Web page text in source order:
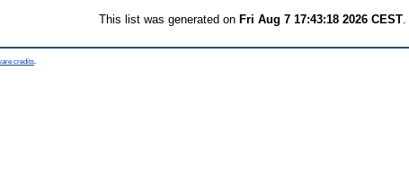
This list was generated on Fri Aug 7 17:43:18 2026 CEST
credits